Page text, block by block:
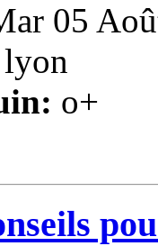
05
lyon
o+